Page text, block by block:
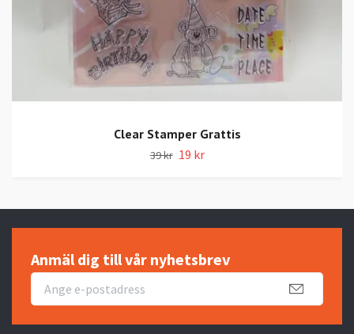
Clear Stamper Grattis
39 kr 19 kr
Anmäl dig till vår nyhetsbrev